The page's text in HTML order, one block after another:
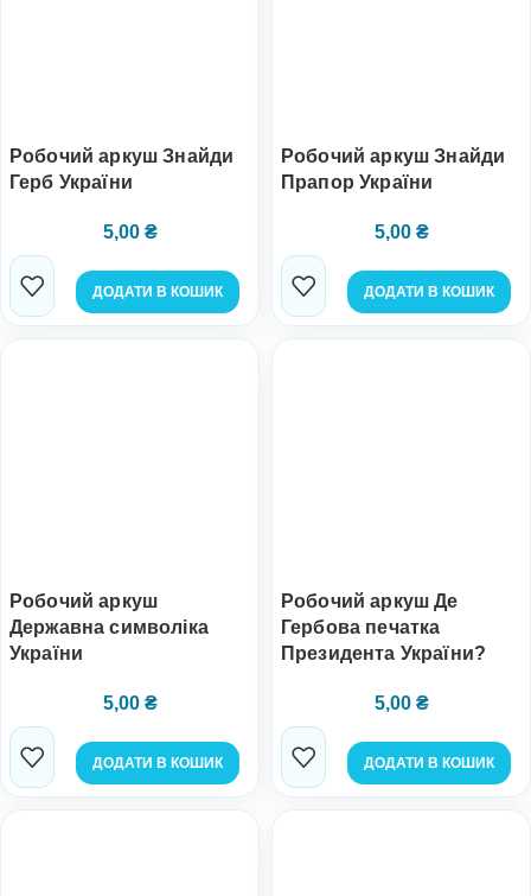
Робочий аркуш Знайди
Герб України
5,00 ₴
ДОДАТИ В КОШИК
Робочий аркуш Знайди
Прапор України
5,00 ₴
ДОДАТИ В КОШИК
Робочий аркуш
Державна символіка
України
5,00 ₴
ДОДАТИ В КОШИК
Робочий аркуш Де
Гербова печатка
Президента України?
5,00 ₴
ДОДАТИ В КОШИК